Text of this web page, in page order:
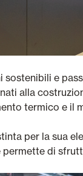
sostenibili e
alla
termico e il
per la sua
permette di